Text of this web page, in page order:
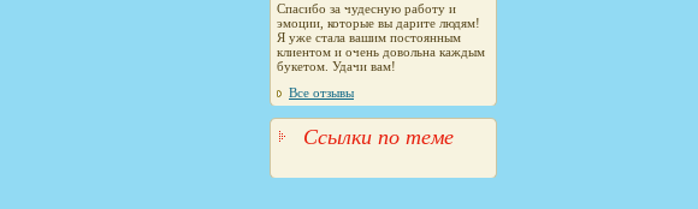
Спасибо за чудесную работу и
эмоции, которые вы дарите людям!
Я уже стала вашим постоянным
клиентом и очень довольна каждым
букетом. Удачи вам!
Все отзывы
Ссылки по теме